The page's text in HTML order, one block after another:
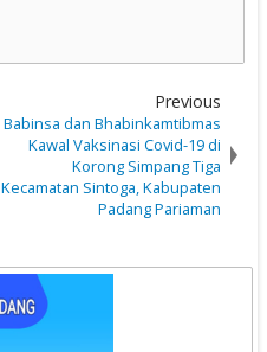
Previous
Babinsa dan Bhabinkamtibmas
Kawal Vaksinasi Covid-19 di
Korong Simpang Tiga
Kecamatan Sintoga, Kabupaten
Padang Pariaman